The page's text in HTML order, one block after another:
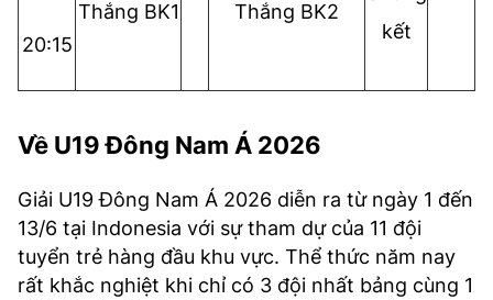
20:15
Thắng BK1 Thắng BK2
kết
Về U19 Đông Nam Á 2026
Giải U19 Đông Nam Á 2026 diễn ra từ ngày 1 đến
13/6 tại Indonesia với sự tham dự của 11 đội
tuyển trẻ hàng đầu khu vực. Thể thức năm nay
rất khắc nghiệt khi chỉ có 3 đội nhất bảng cùng 1